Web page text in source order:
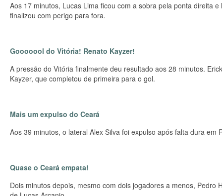
Aos 17 minutos, Lucas Lima ficou com a sobra pela ponta direita
finalizou com perigo para fora.
Gooooool do Vitória! Renato Kayzer!
A pressão do Vitória finalmente deu resultado aos 28 minutos.
Kayzer, que completou de primeira para o gol.
Mais um expulso do Ceará
Aos 39 minutos, o lateral Alex Silva foi expulso após falta dura em
Quase o Ceará empata!
Dois minutos depois, mesmo com dois jogadores a menos,